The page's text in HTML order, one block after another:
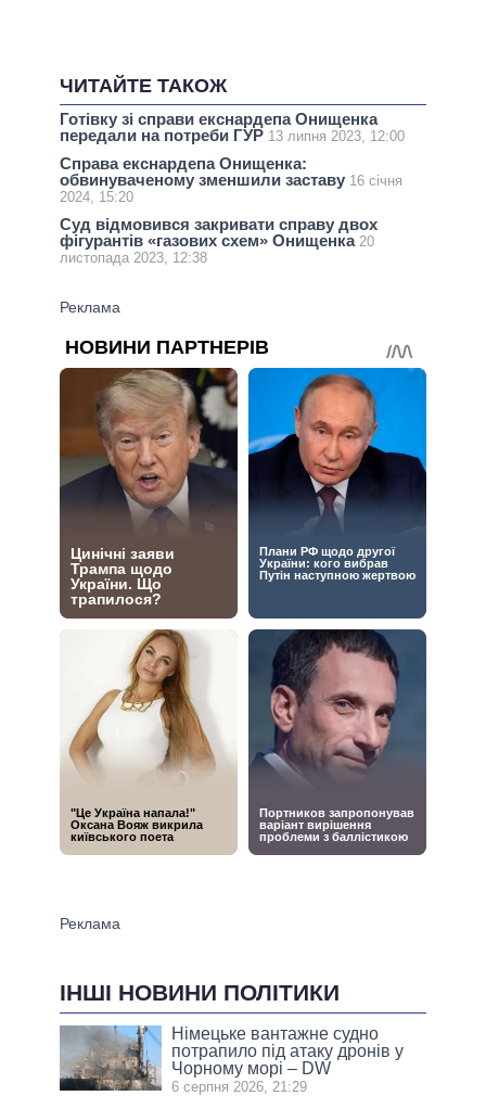
ЧИТАЙТЕ ТАКОЖ
Готівку зі справи екснардепа Онищенка
передали на потреби ГУР 13 липня 2023, 12:00
Справа екснардепа Онищенка:
обвинуваченому зменшили заставу 16 січня
2024, 15:20
Суд відмовився закривати справу двох
фігурантів «газових схем» Онищенка 20
листопада 2023, 12:38
ІНШІ НОВИНИ ПОЛІТИКИ
Німецьке вантажне судно
потрапило під атаку дронів у
Чорному морі – DW
6 серпня 2026, 21:29